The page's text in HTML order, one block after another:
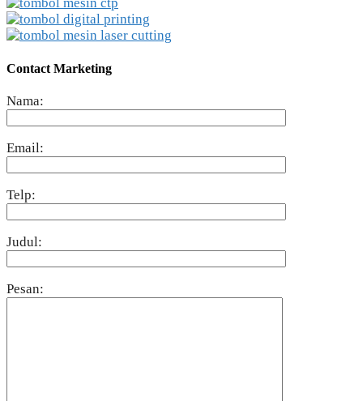
Contact Marketing
Nama:
Email:
Telp:
Judul:
Pesan: